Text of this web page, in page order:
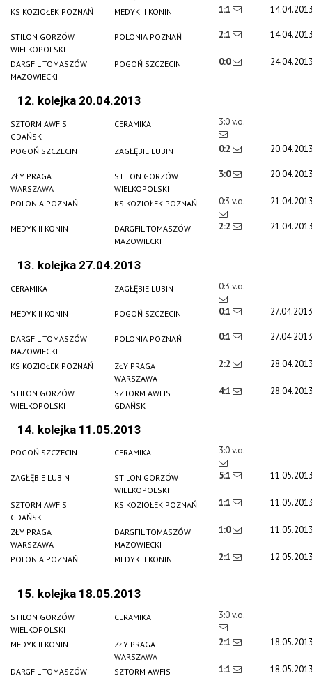
KS KOZIOŁEK POZNAŃ
MEDYK II KONIN 1:1
STILON GORZÓW
WIELKOPOLSKI
POLONIA POZNAŃ 2:1
DARGFIL TOMASZÓW
MAZOWIECKI
POGOŃ SZCZECIN 0:0
12. kolejka 20.04.2013
SZTORM AWFIS
GDAŃSK
CERAMIKA 3:0 v.o.
POGOŃ SZCZECIN ZAGŁĘBIE LUBIN 0:2
ZŁY PRAGA
WARSZAWA
STILON GORZÓW
WIELKOPOLSKI
3:0
POLONIA POZNAŃ KS KOZIOŁEK POZNAŃ 0:3 v.o.
MEDYK II KONIN
DARGFIL TOMASZÓW
MAZOWIECKI
2:2
13. kolejka 27.04.2013
CERAMIKA ZAGŁĘBIE LUBIN 0:3 v.o.
MEDYK II KONIN POGOŃ SZCZECIN 0:1
DARGFIL TOMASZÓW
MAZOWIECKI
POLONIA POZNAŃ 0:1
KS KOZIOŁEK POZNAŃ
ZŁY PRAGA
WARSZAWA
2:2
STILON GORZÓW
WIELKOPOLSKI
SZTORM AWFIS
GDAŃSK
4:1
14. kolejka 11.05.2013
POGOŃ SZCZECIN CERAMIKA 3:0 v.o.
ZAGŁĘBIE LUBIN
STILON GORZÓW
WIELKOPOLSKI
5:1
SZTORM AWFIS
GDAŃSK
KS KOZIOŁEK POZNAŃ 1:1
ZŁY PRAGA
WARSZAWA
DARGFIL TOMASZÓW
MAZOWIECKI
1:0
POLONIA POZNAŃ MEDYK II KONIN 2:1
15. kolejka 18.05.2013
STILON GORZÓW
WIELKOPOLSKI
CERAMIKA 3:0 v.o.
MEDYK II KONIN
ZŁY PRAGA
WARSZAWA
2:1
DARGFIL TOMASZÓW
SZTORM AWFIS
1:1